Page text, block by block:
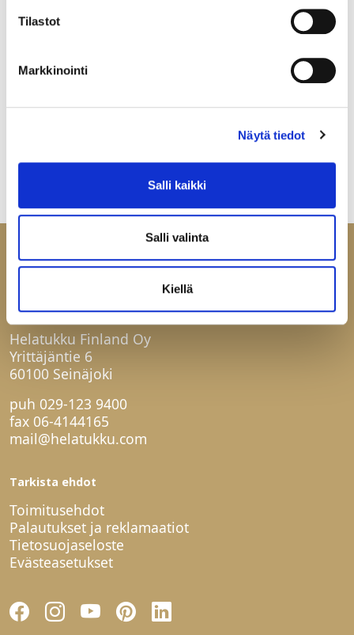
Tilastot
Markkinointi
Näytä tiedot
Salli kaikki
Salli valinta
Kiellä
Ota yhteyttä
Helatukku Finland Oy
Yrittäjäntie 6
60100 Seinäjoki
puh 029-123 9400
fax 06-4144165
mail@helatukku.com
Tarkista ehdot
Toimitusehdot
Palautukset ja reklamaatiot
Tietosuojaseloste
Evästeasetukset